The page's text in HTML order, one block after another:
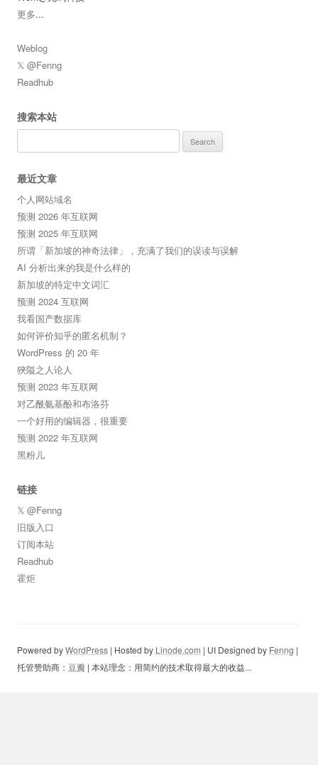
更多...
Weblog
𝕏 @Fenng
Readhub
搜索本站
for:
最近文章
个人网站域名
预测 2026 年互联网
预测 2025 年互联网
所谓「新加坡的神奇法律」，充满了我们的误读与误解
AI 分析出来的我是什么样的
新加坡的特定中文词汇
预测 2024 互联网
我看国产数据库
如何评价知乎的匿名机制？
WordPress 的 20 年
狹隘之人论人
预测 2023 年互联网
对乙酰氨基酚和布洛芬
一个好用的编辑器，很重要
预测 2022 年互联网
黑粉儿
链接
𝕏 @Fenng
旧版入口
订阅本站
Readhub
霍炬
Powered byWordPress | Hosted by Linode.com | UI Designed by Fenng |
托管赞助商： 豆瓣 | 本站理念：用简约的技术取得最大的收益...